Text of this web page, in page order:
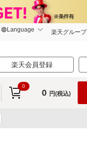
楽天グループ
楽天会員登録
0
0 円(税込)